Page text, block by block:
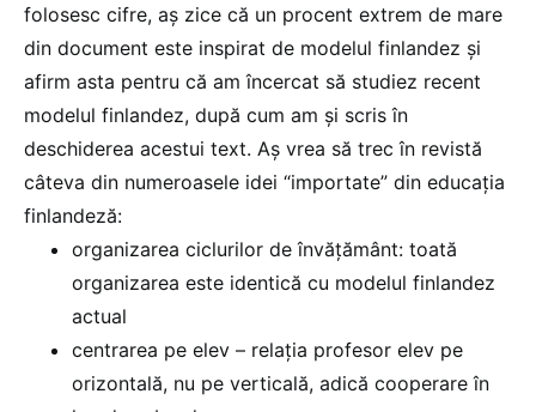
folosesc cifre, aș zice că un procent extrem de mare
din document este inspirat de modelul finlandez și
afirm asta pentru că am încercat să studiez recent
modelul finlandez, după cum am și scris în
deschiderea acestui text. Aș vrea să trec în revistă
câteva din numeroasele idei “importate” din educația
finlandeză:
organizarea ciclurilor de învățământ: toată
organizarea este identică cu modelul finlandez
actual
centrarea pe elev – relația profesor elev pe
orizontală, nu pe verticală, adică cooperare în